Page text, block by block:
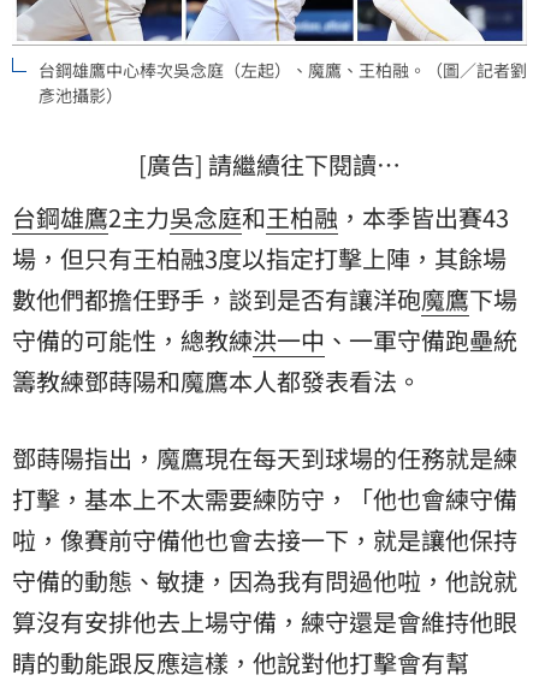
台鋼雄鷹中心棒次吳念庭（左起）、魔鷹、王柏融。（圖／記者劉
彥池攝影）
[廣告] 請繼續往下閱讀…
台鋼雄鷹2主力吳念庭和王柏融 ，本季皆出賽43
場，但只有王柏融3度以指定打擊上陣，其餘場
數他們都擔任野手，談到是否有讓洋砲魔鷹下場
守備的可能性，總教練洪一中 、一軍守備跑壘統
籌教練鄧蒔陽和魔鷹本人都發表看法。
鄧蒔陽指出，魔鷹現在每天到球場的任務就是練
打擊，基本上不太需要練防守，「他也會練守備
啦，像賽前守備他也會去接一下，就是讓他保持
守備的動態、敏捷，因為我有問過他啦，他說就
算沒有安排他去上場守備，練守還是會維持他眼
睛的動能跟反應這樣，他說對他打擊會有幫